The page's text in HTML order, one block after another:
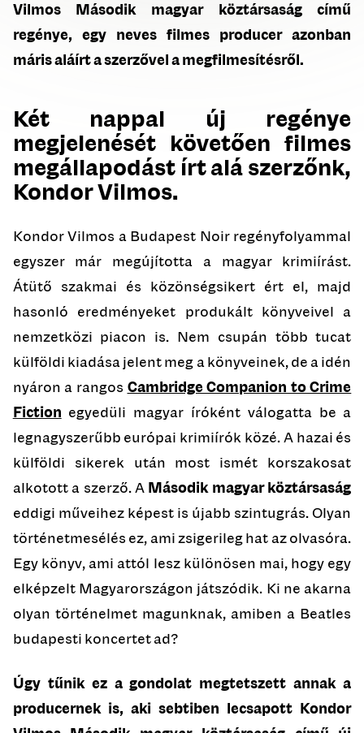
Vilmos Második magyar köztársaságcímű
regénye, egy neves filmes producer azonban
máris aláírt a szerzővel a megfilmesítésről.
Két nappal új regénye
megjelenését követően filmes
megállapodást írt alá szerzőnk,
Kondor Vilmos.
Kondor Vilmos a Budapest Noir regényfolyammal
egyszer már megújította a magyar krimiírást.
Átütő szakmai és közönségsikert ért el, majd
hasonló eredményeket produkált könyveivel a
nemzetközi piacon is. Nem csupán több tucat
külföldi kiadása jelent meg a könyveinek, de a idén
nyáron a rangos Cambridge Companion to Crime
Fiction egyedüli magyar íróként válogatta be a
legnagyszerűbb európai krimiírók közé. A hazai és
külföldi sikerek után most ismét korszakosat
alkotott a szerző. A Második magyar köztársaság
eddigi műveihez képest is újabb szintugrás. Olyan
történetmesélés ez, ami zsigerileg hat az olvasóra.
Egy könyv, ami attól lesz különösen mai, hogy egy
elképzelt Magyarországon játszódik. Ki ne akarna
olyan történelmet magunknak, amiben a Beatles
budapesti koncertet ad?
Úgy tűnik ez a gondolat megtetszett annak a
producernek is, aki sebtiben lecsapott Kondor